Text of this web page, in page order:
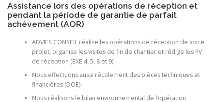
Assistance lors des opérations de réception et
pendant la période de garantie de parfait
achèvement (AOR)
ADVIES CONSEIL réalise les opérations de réception de votre
projet, organise les visites de fin de chantier et rédige les PV
de réception (EXE 4, 5, 8 et 9).
Nous effectuons aussi récolement des pièces techniques et
financières (DOE).
Nous réalisons le bilan environnemental de l’opération